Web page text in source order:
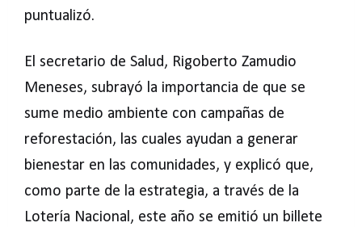
puntualizó.
El secretario de Salud, Rigoberto Zamudio
Meneses, subrayó la importancia de que se
sume medio ambiente con campañas de
reforestación, las cuales ayudan a generar
bienestar en las comunidades, y explicó que,
como parte de la estrategia, a través de la
Lotería Nacional, este año se emitió un billete